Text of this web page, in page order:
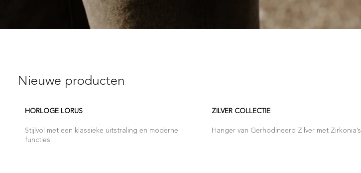
Nieuwe producten
HORLOGE LORUS
Stijlvol met een klassieke uitstraling en moderne
functies.
ZILVER COLLECTIE
Hanger van Gerhodineerd Zilver met Zirkonia’s